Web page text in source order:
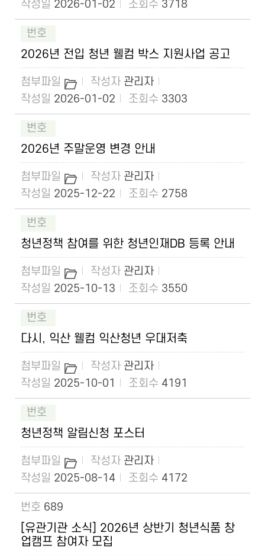
2026-01-02 3718
2026년 전입 청년 웰컴 박스 지원사업 공고
관리자
2026-01-02
3303
2026년 주말운영 변경 안내
관리자
2025-12-22
2758
청년정책 참여를 위한 청년인재DB 등록 안내
관리자
2025-10-13
3550
다시, 익산 웰컴 익산청년 우대저축
관리자
2025-10-01
4191
청년정책 알림신청 포스터
관리자
2025-08-14
4172
689
[유관기관 소식] 2026년 상반기 청년식품 창
업캠프 참여자 모집